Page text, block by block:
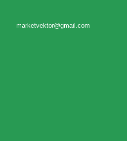
marketvektor@gmail.com